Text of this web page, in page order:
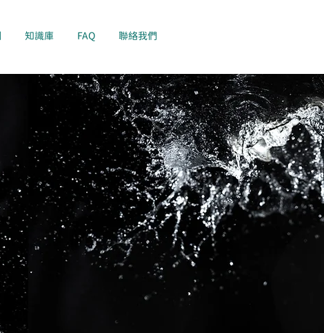
知識庫 FAQ 聯絡我們